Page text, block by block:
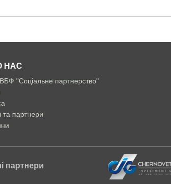
НАС
"Соціальне партнерство"
та партнери
партнери